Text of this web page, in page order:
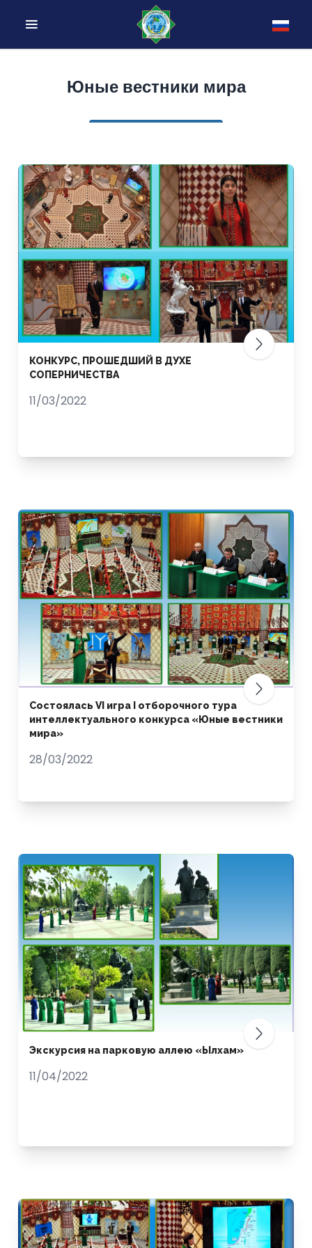
Юные вестники мира
КОНКУРС, ПРОШЕДШИЙ В ДУХЕ
СОПЕРНИЧЕСТВА
11/03/2022
Состоялась VI игра I отборочного тура
интеллектуального конкурса «Юные вестники
мира»
28/03/2022
Экскурсия на парковую аллею «Ылхам»
11/04/2022